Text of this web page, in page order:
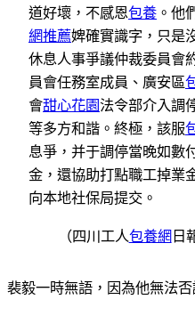
道好壞，不感恩包養 。他
網推薦婢確實識字，只是
休息人事爭議仲裁委員會
員會任務室成員、廣安區
會甜心花園法令部介入調
等多方和諧。終極，該服
息爭，并于調停當晚如數
金，還協助打點職工掉業
向本地社保局提交。
（四川工人包養網日
裴毅一時無語，因為他無法